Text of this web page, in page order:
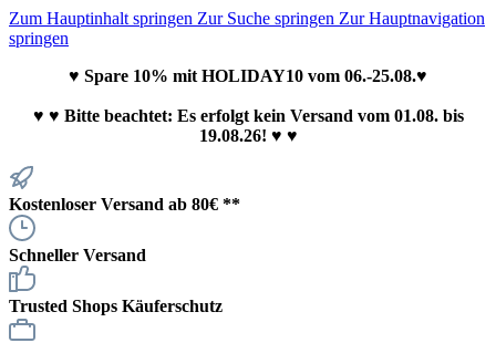
Zum Hauptinhalt springen Zur Suche springen Zur Hauptnavigation
springen
♥ Spare 10% mit HOLIDAY10 vom 06.-25.08.♥
♥ ♥ Bitte beachtet: Es erfolgt kein Versand vom 01.08. bis
19.08.26! ♥ ♥
Kostenloser Versand ab 80€ **
Schneller Versand
Trusted Shops Käuferschutz